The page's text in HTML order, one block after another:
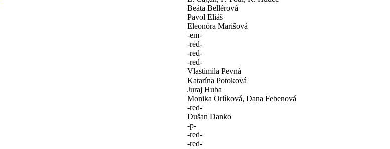
Beáta Bellérová
Pavol Eliáš
Eleonóra Marišová
-em-
-red-
-red-
-red-
Vlastimila Pevná
Katarína Potoková
Juraj Huba
Monika Orlíková, Dana Febenová
-red-
Dušan Danko
-p-
-red-
-red-